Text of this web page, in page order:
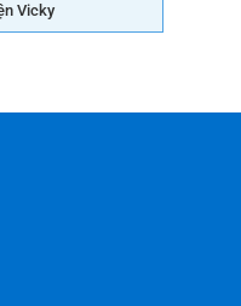
Vicky